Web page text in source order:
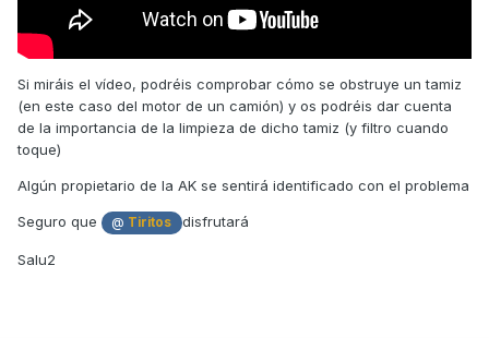
Si miráis el vídeo, podréis comprobar cómo se obstruye un tamiz
(en este caso del motor de un camión) y os podréis dar cuenta
de la importancia de la limpieza de dicho tamiz (y filtro cuando
toque)
Algún propietario de la AK se sentirá identificado con el problema
Seguro que @ Tiritos disfrutará
Salu2